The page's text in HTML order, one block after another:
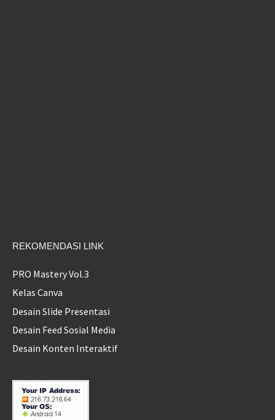
REKOMENDASI LINK
PRO Mastery Vol.3
Kelas Canva
Desain Slide Presentasi
Desain Feed Sosial Media
Desain Konten Interaktif